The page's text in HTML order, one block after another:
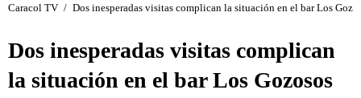
Caracol TV / Dos inesperadas visitas complican la situación en el bar Los
Dos inesperadas visitas complican
la situación en el bar Los Gozosos